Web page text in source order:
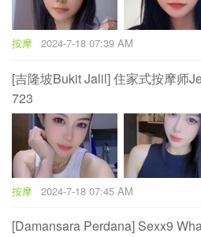
按摩 2024-7-18 07:39 AM
[吉隆坡Bukit Jalil] 住家式按摩师
723
按摩 2024-7-18 07:45 AM
[Damansara Perdana] Sexx9